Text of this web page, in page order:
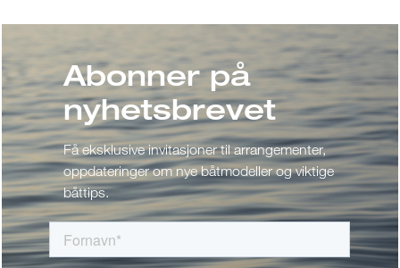
Abonner på
nyhetsbrevet
Få eksklusive invitasjoner til arrangementer,
oppdateringer om nye båtmodeller og viktige
båttips.